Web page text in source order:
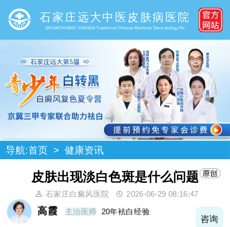
石家庄远大中医皮肤病医院
SHIJIAZHUANG YUANDA Traditional Chinese Medicine Dermatology Ho
导航:首页 > 健康资讯
皮肤出现淡白色斑是什么问题
石家庄白癜风医院 2026-06-29 08:16:47
高霞 主治医师 20年袪白经验
咨询